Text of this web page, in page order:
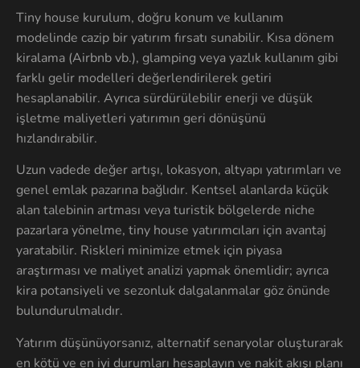
Tiny house kurulum, doğru konum ve kullanım
modelinde cazip bir yatırım fırsatı sunabilir. Kısa dönem
kiralama (Airbnb vb.), glamping veya yazlık kullanım gibi
farklı gelir modelleri değerlendirilerek getiri
hesaplanabilir. Ayrıca sürdürülebilir enerji ve düşük
işletme maliyetleri yatırımın geri dönüşünü
hızlandırabilir.
Uzun vadede değer artışı, lokasyon, altyapı yatırımları ve
genel emlak pazarına bağlıdır. Kentsel alanlarda küçük
alan talebinin artması veya turistik bölgelerde niche
pazarlara yönelme, tiny house yatırımcıları için avantaj
yaratabilir. Riskleri minimize etmek için piyasa
araştırması ve maliyet analizi yapmak önemlidir; ayrıca
kira potansiyeli ve sezonluk dalgalanmalar göz önünde
bulundurulmalıdır.
Yatırım düşünüyorsanız, alternatif senaryolar oluşturarak
en kötü ve en iyi durumları hesaplayın ve nakit akışı planı